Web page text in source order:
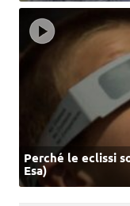
Perché le eclissi
Esa)